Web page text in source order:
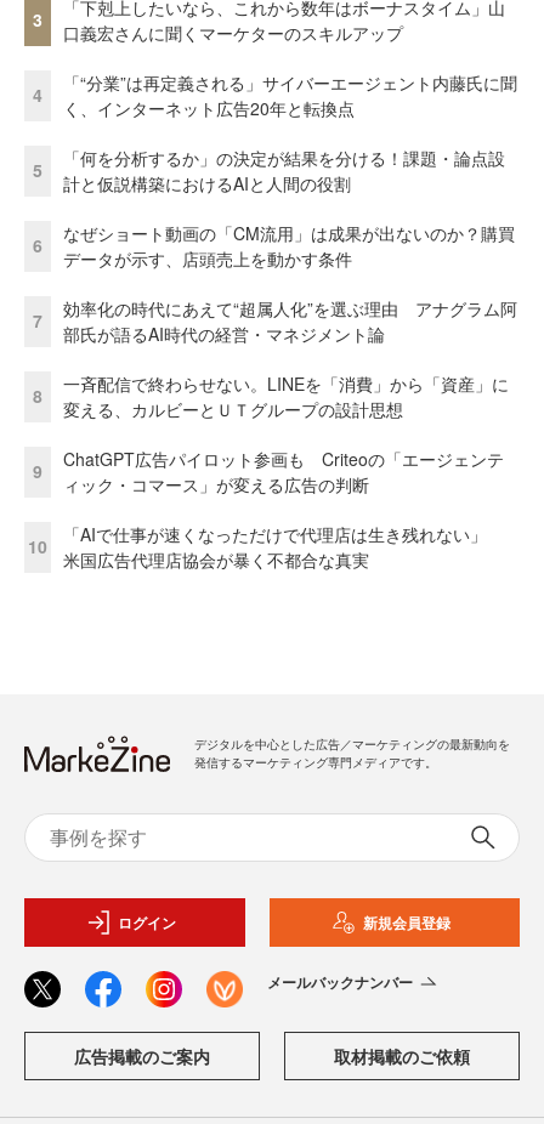
3
「下剋上したいなら、これから数年はボーナスタイム」山
口義宏さんに聞くマーケターのスキルアップ
4
「“分業”は再定義される」サイバーエージェント内藤氏に聞
く、インターネット広告20年と転換点
5
「何を分析するか」の決定が結果を分ける！課題・論点設
計と仮説構築におけるAIと人間の役割
6
なぜショート動画の「CM流用」は成果が出ないのか？購買
データが示す、店頭売上を動かす条件
7
効率化の時代にあえて“超属人化”を選ぶ理由 アナグラム阿
部氏が語るAI時代の経営・マネジメント論
8
一斉配信で終わらせない。LINEを「消費」から「資産」に
変える、カルビーとＵＴグループの設計思想
9
ChatGPT広告パイロット参画も Criteoの「エージェンテ
ィック・コマース」が変える広告の判断
10
「AIで仕事が速くなっただけで代理店は生き残れない」
米国広告代理店協会が暴く不都合な真実
デジタルを中心とした広告／マーケティングの最新動向を
発信するマーケティング専門メディアです。
ログイン 新規会員登録
メールバックナンバー
広告掲載のご案内 取材掲載のご依頼